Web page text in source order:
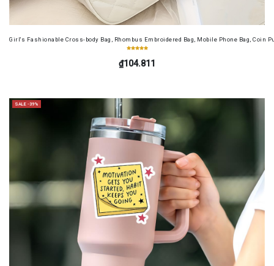
Girl's Fashionable Cross-body Bag, Rhombus Embroidered Bag, Mobile Phone Bag, Coin
₫104.811
SALE -39%